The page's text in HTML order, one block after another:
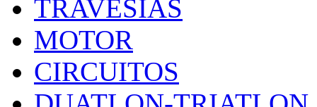
TRAVESIAS
MOTOR
CIRCUITOS